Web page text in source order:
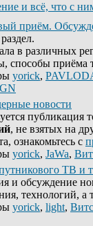
и всё, что с
приём.
в различных
способы приёма
yorick,
новости
публикация
, не взятых на
ознакомьтесь с
yorick, JaWa,
ТВ и
и обсуждение
технологий, а
yorick, light, Витс